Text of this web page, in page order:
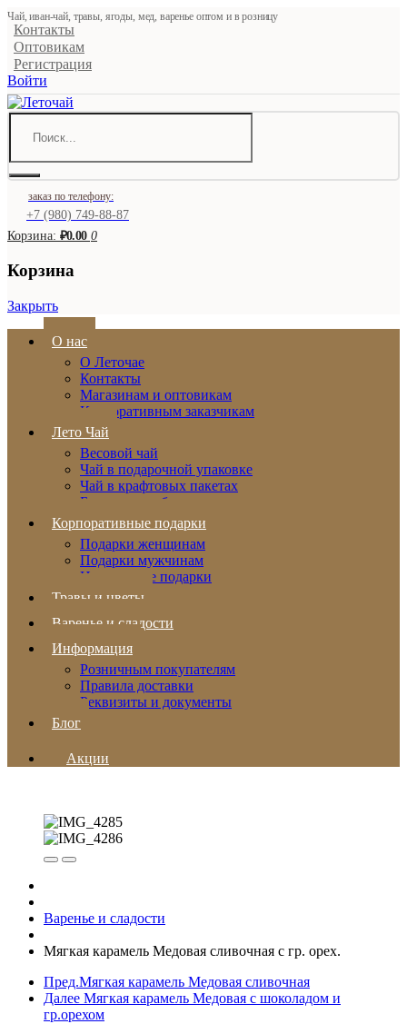
Чай, иван-чай, травы, ягоды, мед, варенье оптом и в розницу
Контакты
Оптовикам
Регистрация
Войти
заказ по телефону:
+7 (980) 749-88-87
Корзина: ₽0.00 0
Корзина
Закрыть
О нас
О Леточае
Контакты
Магазинам и оптовикам
Корпоративным заказчикам
Лето Чай
Весовой чай
Чай в подарочной упаковке
Чай в крафтовых пакетах
Бальзамы и сбитни
Корпоративные подарки
Подарки женщинам
Подарки мужчинам
Новогодние подарки
Травы и цветы
Варенье и сладости
Информация
Розничным покупателям
Правила доставки
Реквизиты и документы
Блог
Акции
Варенье и сладости
Мягкая карамель Медовая сливочная с гр. орех.
Пред.Мягкая карамель Медовая сливочная
Далее Мягкая карамель Медовая с шоколадом и
гр.орехом